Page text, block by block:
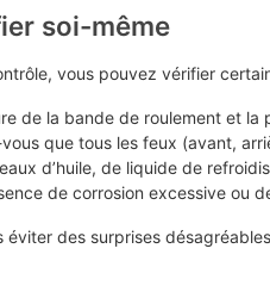
soi-même
vous pouvez vérifier
de la bande de roulement et la
que tous les feux (avant,
d’huile, de liquide de
de corrosion excessive ou
des surprises